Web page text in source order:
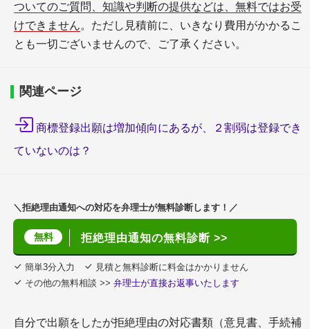
ついてのご質問、知識や判断の提供などは、無料ではお受
けできません。ただし見積前に、いきなり費用がかかるこ
とも一切ございませんので、ご了承ください。
関連ページ
商標登録出願は増加傾向にあるが、２割弱は登録でき
ていないのは？
＼拒絶理由通知への対応を弁理士が無料診断します！／
無料 拒絶理由通知の無料診断 >>
簡単3分入力
見積と無料診断に料金はかかりません
その他の無料相談 >> 弁理士が直接お返事いたします
自分で出願をしたが拒絶理由の対応書類（意見書、手続補